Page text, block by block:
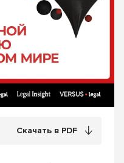
Скачать в PDF